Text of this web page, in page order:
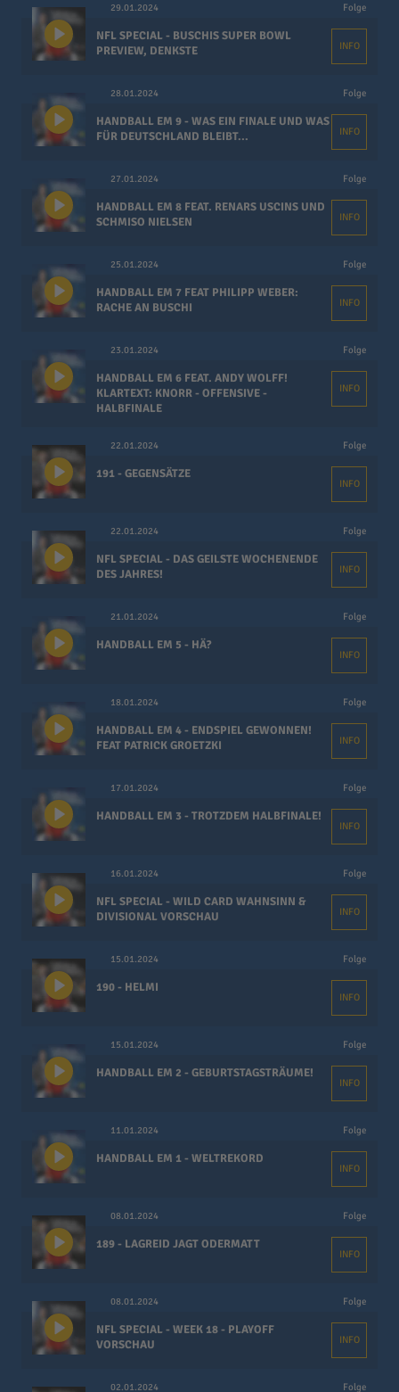
29.01.2024 Folge
NFL SPECIAL - BUSCHIS SUPER BOWL
PREVIEW, DENKSTE
INFO
28.01.2024 Folge
HANDBALL EM 9 - WAS EIN FINALE UND WAS
FÜR DEUTSCHLAND BLEIBT...
INFO
27.01.2024 Folge
HANDBALL EM 8 FEAT. RENARS USCINS UND
SCHMISO NIELSEN
INFO
25.01.2024 Folge
HANDBALL EM 7 FEAT PHILIPP WEBER:
RACHE AN BUSCHI
INFO
23.01.2024 Folge
HANDBALL EM 6 FEAT. ANDY WOLFF!
KLARTEXT: KNORR - OFFENSIVE -
HALBFINALE
INFO
22.01.2024 Folge
191 - GEGENSÄTZE
INFO
22.01.2024 Folge
NFL SPECIAL - DAS GEILSTE WOCHENENDE
DES JAHRES!
INFO
21.01.2024 Folge
HANDBALL EM 5 - HÄ?
INFO
18.01.2024 Folge
HANDBALL EM 4 - ENDSPIEL GEWONNEN!
FEAT PATRICK GROETZKI
INFO
17.01.2024 Folge
HANDBALL EM 3 - TROTZDEM HALBFINALE!
INFO
16.01.2024 Folge
NFL SPECIAL - WILD CARD WAHNSINN &
DIVISIONAL VORSCHAU
INFO
15.01.2024 Folge
190 - HELMI
INFO
15.01.2024 Folge
HANDBALL EM 2 - GEBURTSTAGSTRÄUME!
INFO
11.01.2024 Folge
HANDBALL EM 1 - WELTREKORD
INFO
08.01.2024 Folge
189 - LAGREID JAGT ODERMATT
INFO
08.01.2024 Folge
NFL SPECIAL - WEEK 18 - PLAYOFF
VORSCHAU
INFO
02.01.2024 Folge